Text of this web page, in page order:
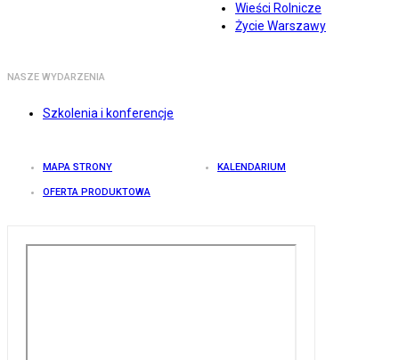
Wieści Rolnicze
Życie Warszawy
NASZE WYDARZENIA
Szkolenia i konferencje
MAPA STRONY KALENDARIUM
OFERTA PRODUKTOWA